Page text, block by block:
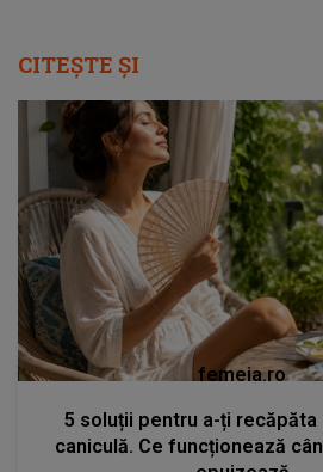
CITEȘTE ȘI
femeia.ro
5 soluții pentru a-ți recăpăta
caniculă. Ce funcționează